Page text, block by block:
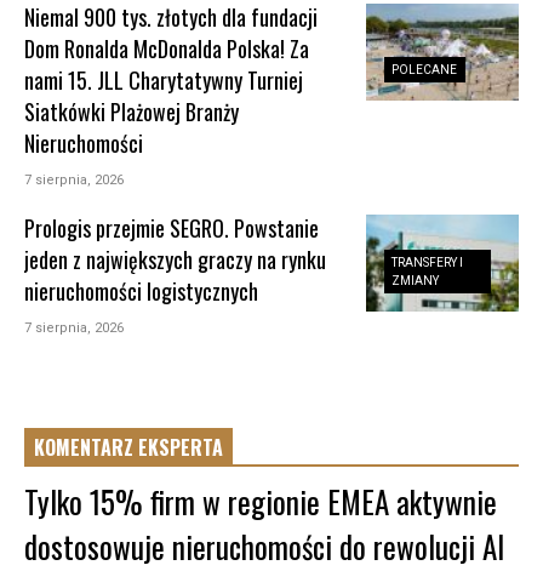
POLECANE
Niemal 900 tys. złotych dla fundacji
Dom Ronalda McDonalda Polska! Za
nami 15. JLL Charytatywny Turniej
Siatkówki Plażowej Branży
Nieruchomości
7 sierpnia, 2026
TRANSFERY I
ZMIANY
Prologis przejmie SEGRO. Powstanie
jeden z największych graczy na rynku
nieruchomości logistycznych
7 sierpnia, 2026
KOMENTARZ EKSPERTA
Tylko 15% firm w regionie EMEA aktywnie
dostosowuje nieruchomości do rewolucji AI